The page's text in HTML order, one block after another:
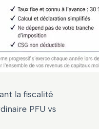
la fiscalité
PFU vs